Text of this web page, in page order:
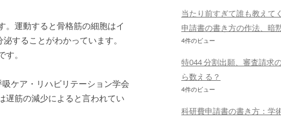
。運動すると骨格筋の細胞はイ
することがわかっています。
。
ケア・リハビリテーション学会
筋の減少によると言われてい
当たり前すぎて誰も教えて
申請書の書き方の作法、暗
4件のビュー
特044 分割出願、審査請求
ら数える？
4件のビュー
科研費申請書の書き方：学